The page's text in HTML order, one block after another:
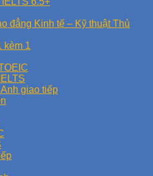
đẳng Kinh tế – Kỹ thuật Thủ
kèm 1
giao tiếp